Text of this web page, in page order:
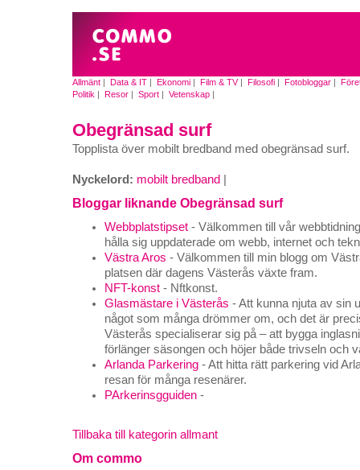
Allmänt | Data & IT | Ekonomi | Film & TV| Filosofi | Fotobloggar |
Politik | Resor | Sport | Vetenskap |
Obegränsad surf
Topplista över mobilt bredband med obegränsad surf.
Nyckelord: mobilt bredband
Bloggar liknande Obegränsad surf
Webbplatstipset - Välkommen till vår
hålla sig uppdaterade om webb, internet och
Västra Aros - Välkommen till min blogg om
platsen där dagens Västerås växte fram.
NFT-konst - Nftkonst.
Glasmästare i Västerås - Att kunna njuta av sin
något som många drömmer om, och det är
Västerås specialiserar sig på – att bygga
förlänger säsongen och höjer både trivseln och
Arlanda Parkering - Att hitta rätt parkering vid
resan för många resenärer.
PArkerinsgguiden -
Tillbaka till kategorin allmant
Om commo